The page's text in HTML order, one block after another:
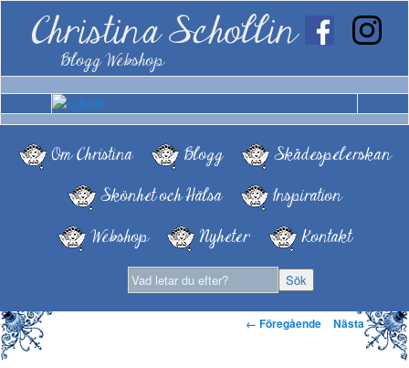
Christina Schollin
Blogg Webshop
Om Christina Blogg
Skådespelerskan
Skönhet och Hälsa
Inspiration
Webshop
Nyheter Kontakt
Bildnavigering
← Föregående Nästa →